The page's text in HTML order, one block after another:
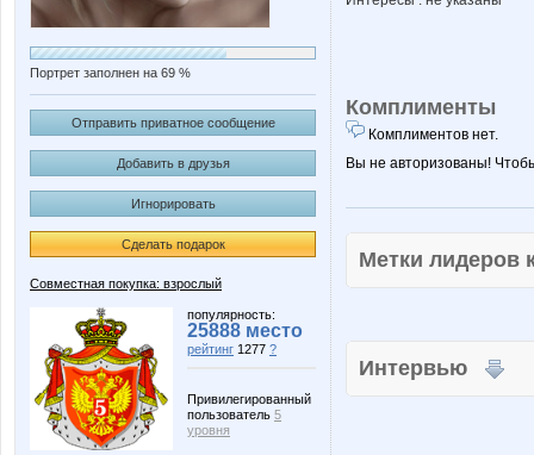
Портрет заполнен на 69 %
Отправить приватное сообщение
Добавить в друзья
Игнорировать
Сделать подарок
Совместная покупка: взрослый
популярность:
25888 место
рейтинг 1277 ?
Привилегированный
пользователь 5
уровня
Комплименты
Комплиментов нет.
Вы не авторизованы!
Метки
Интервью